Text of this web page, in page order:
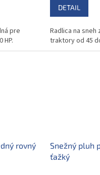
pre
DETAIL
Radlica na sneh
traktory od 45
rovný
Snežný pluh
ťažký